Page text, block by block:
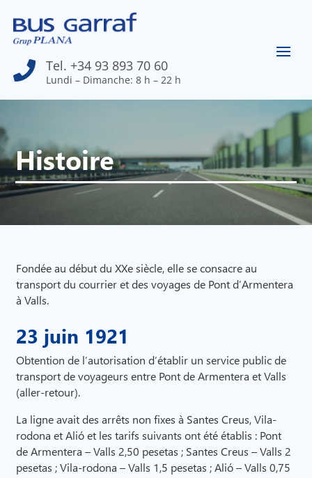
 Tel. +34 93 893 70 60
Lundi – Dimanche: 8 h – 22 h
Histoire
Fondée au début du XXe siècle, elle se consacre au
transport du courrier et des voyages de Pont d’Armentera
à Valls.
23 juin 1921
Obtention de l’autorisation d’établir un service public de
transport de voyageurs entre Pont de Armentera et Valls
(aller-retour).
La ligne avait des arrêts non fixes à Santes Creus, Vila-
rodona et Alió et les tarifs suivants ont été établis : Pont
de Armentera – Valls 2,50 pesetas ; Santes Creus – Valls 2
pesetas ; Vila-rodona – Valls 1,5 pesetas ; Alió – Valls 0,75